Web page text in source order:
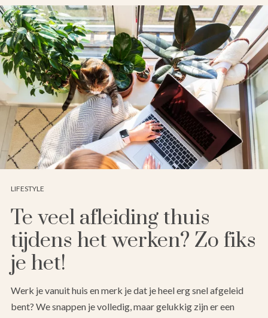
LIFESTYLE
Te veel afleiding thuis
tijdens het werken? Zo fiks
je het!
Werk je vanuit huis en merk je dat je heel erg snel afgeleid
bent? We snappen je volledig, maar gelukkig zijn er een